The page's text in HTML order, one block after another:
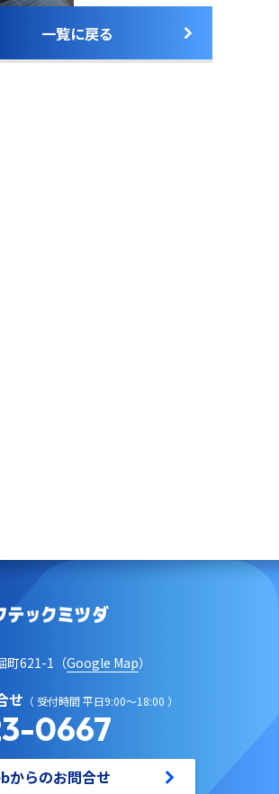
せ
0667
一覧に戻る
町621-1（Google Map）
せ （ 受付時間 平日9:00～18:00 ）
0667
からのお問合せ